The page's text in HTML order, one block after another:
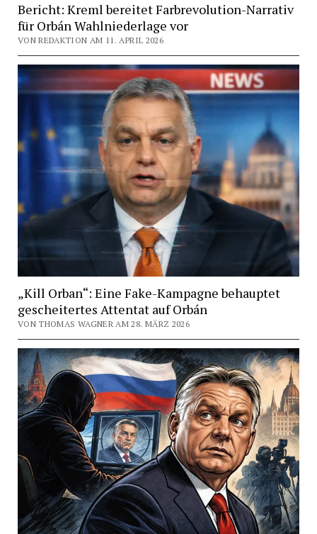
Bericht: Kreml bereitet Farbrevolution-Narrativ
für Orbán Wahlniederlage vor
VON REDAKTION AM 11. APRIL 2026
„Kill Orban“: Eine Fake-Kampagne behauptet
gescheitertes Attentat auf Orbán
VON THOMAS WAGNER AM 28. MÄRZ 2026